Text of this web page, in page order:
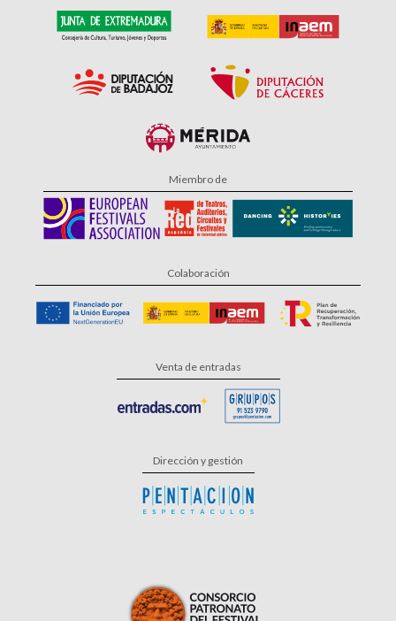
Miembro de
Colaboración
Venta de entradas
Dirección y gestión